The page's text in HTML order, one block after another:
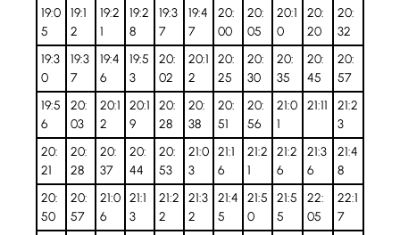
19:0
5
19:1
2
19:2
1
19:2
8
19:3
7
19:4
7
20:
00
20:
05
20:1
0
20:
20
20:
32
19:3
0
19:3
7
19:4
6
19:5
3
20:
02
20:1
2
20:
25
20:
30
20:
35
20:
45
20:
57
19:5
6
20:
03
20:1
2
20:1
9
20:
28
20:
38
20:
51
20:
56
21:0
1
21:11
21:2
3
20:
21
20:
28
20:
37
20:
44
20:
53
21:0
3
21:1
6
21:2
1
21:2
6
21:3
6
21:4
8
20:
50
20:
57
21:0
6
21:1
3
21:2
2
21:3
2
21:4
5
21:5
0
21:5
5
22:
05
22:1
7